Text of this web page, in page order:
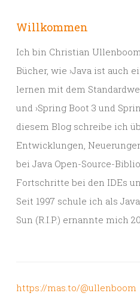
Willkommen
Ich bin Christian
Bücher, wie ›Java ist auch
lernen mit dem
und ›Spring Boot 3 und
diesem Blog schreibe ich
Entwicklungen,
bei Java Open-Source-
Fortschritte bei den IDEs
Seit 1997 schule ich als
Sun (R.I.P.) ernannte mich
https://mas.to/@ullenboom